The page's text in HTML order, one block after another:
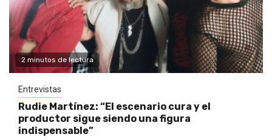
2 minutos de lectura
Entrevistas
Rudie Martínez: “El escenario cura y el
productor sigue siendo una figura
indispensable”